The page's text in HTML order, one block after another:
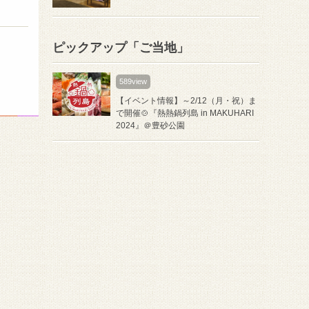
ピックアップ「ご当地」
589view
【イベント情報】～2/12（月・祝）ま
で開催🍲『熱熱鍋列島 in MAKUHARI
2024』＠豊砂公園